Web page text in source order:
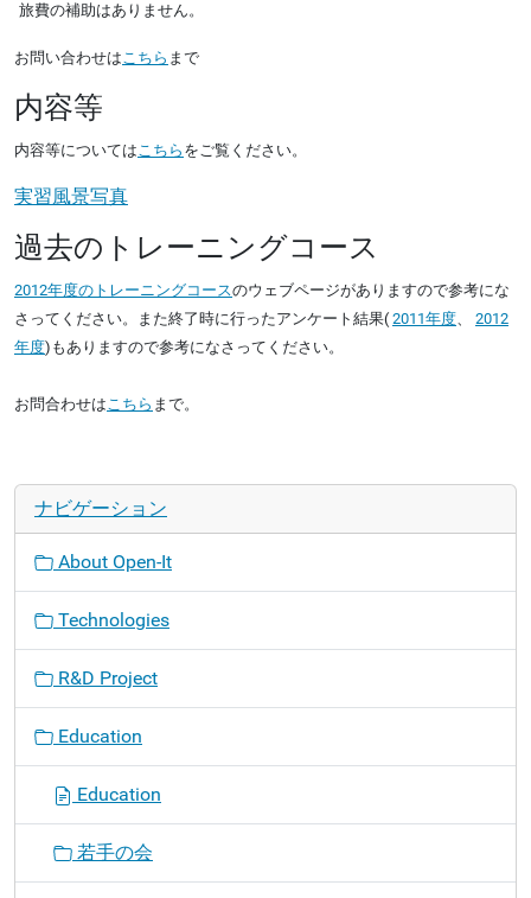
旅費の補助はありません。
お問い合わせはこちら まで
内容等
内容等についてはこちら をご覧ください。
実習風景写真
過去のトレーニングコース
2012年度のトレーニングコースのウェブページがありますので参考にな
さってください。また終了時に行ったアンケート結果( 2011年度、 2012
年度)もありますので参考になさってください。
お問合わせはこちら まで。
ナビゲーション
About Open-It
Technologies
R&D Project
Education
Education
若手の会